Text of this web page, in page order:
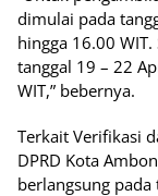
dimulai pada
hingga 16.00
tanggal 19 – 22
WIT,” bebernya.
Terkait Verifikasi
DPRD Kota
berlangsung